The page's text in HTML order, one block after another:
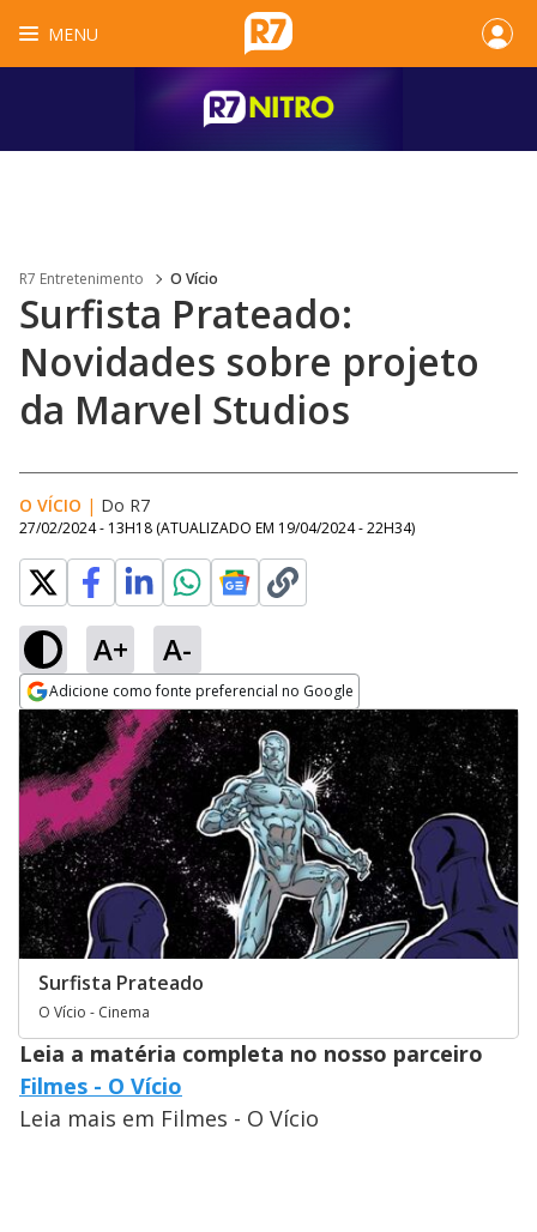
MENU
R7 Entretenimento O Vício
Surfista Prateado:
Novidades sobre projeto
da Marvel Studios
O VÍCIO | Do R7
27/02/2024 - 13H18 (ATUALIZADO EM 19/04/2024 - 22H34)
A+ A-
Adicione como fonte preferencial no Google
Opens in new window
Surfista Prateado
O Vício - Cinema
Leia a matéria completa no nosso parceiro
Filmes - O Vício
Leia mais em Filmes - O Vício